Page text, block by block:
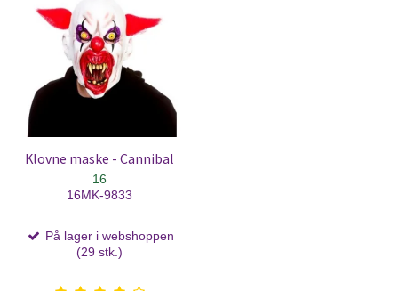
Klovne maske - Cannibal
16
16MK-9833
På lager i webshoppen
(29 stk.)